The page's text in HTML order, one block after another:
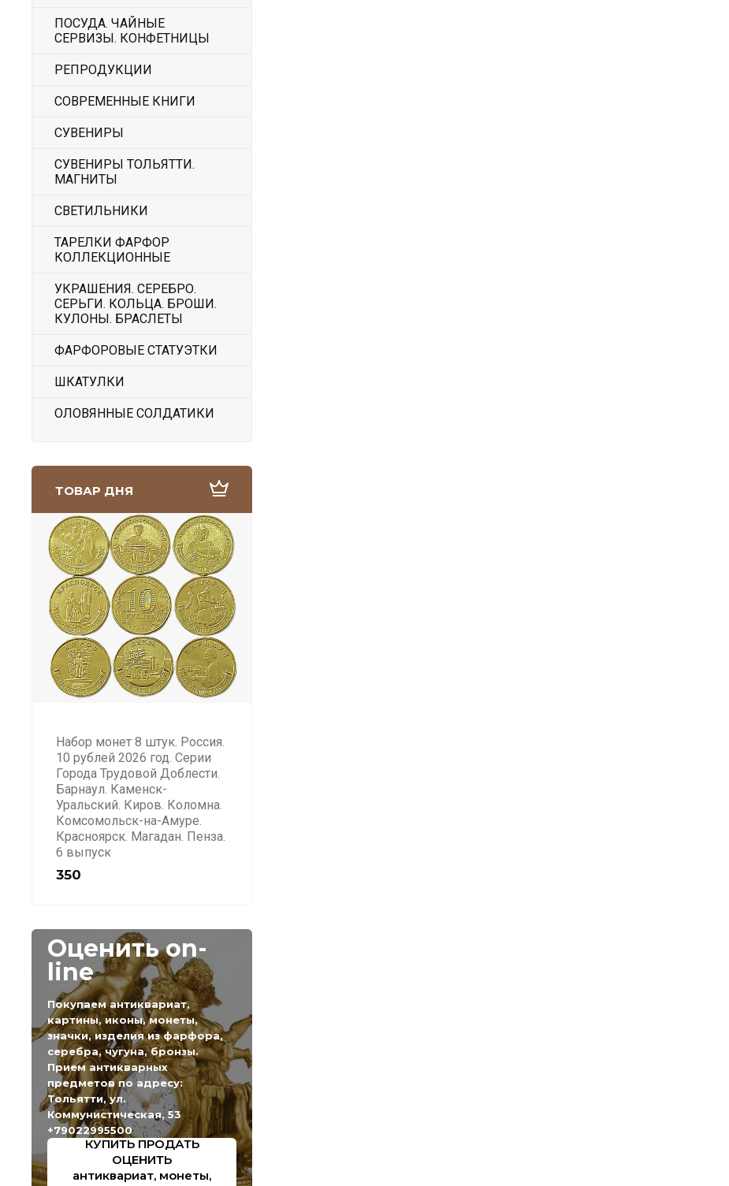
ПОСУДА. ЧАЙНЫЕ
СЕРВИЗЫ. КОНФЕТНИЦЫ
РЕПРОДУКЦИИ
СОВРЕМЕННЫЕ КНИГИ
СУВЕНИРЫ
СУВЕНИРЫ ТОЛЬЯТТИ.
МАГНИТЫ
СВЕТИЛЬНИКИ
ТАРЕЛКИ ФАРФОР
КОЛЛЕКЦИОННЫЕ
УКРАШЕНИЯ. СЕРЕБРО.
СЕРЬГИ. КОЛЬЦА. БРОШИ.
КУЛОНЫ. БРАСЛЕТЫ
ФАРФОРОВЫЕ СТАТУЭТКИ
ШКАТУЛКИ
ОЛОВЯННЫЕ СОЛДАТИКИ
ТОВАР ДНЯ
Набор монет 8 штук. Россия.
10 рублей 2026 год. Серии
Города Трудовой Доблести.
Барнаул. Каменск-
Уральский. Киров. Коломна.
Комсомольск-на-Амуре.
Красноярск. Магадан. Пенза.
6 выпуск
350
Оценить on-
line
Покупаем антиквариат,
картины, иконы, монеты,
значки, изделия из фарфора,
серебра, чугуна, бронзы.
Прием антикварных
предметов по адресу:
Тольятти, ул.
Коммунистическая, 53
+79022995500
КУПИТЬ ПРОДАТЬ
ОЦЕНИТЬ
антиквариат, монеты,